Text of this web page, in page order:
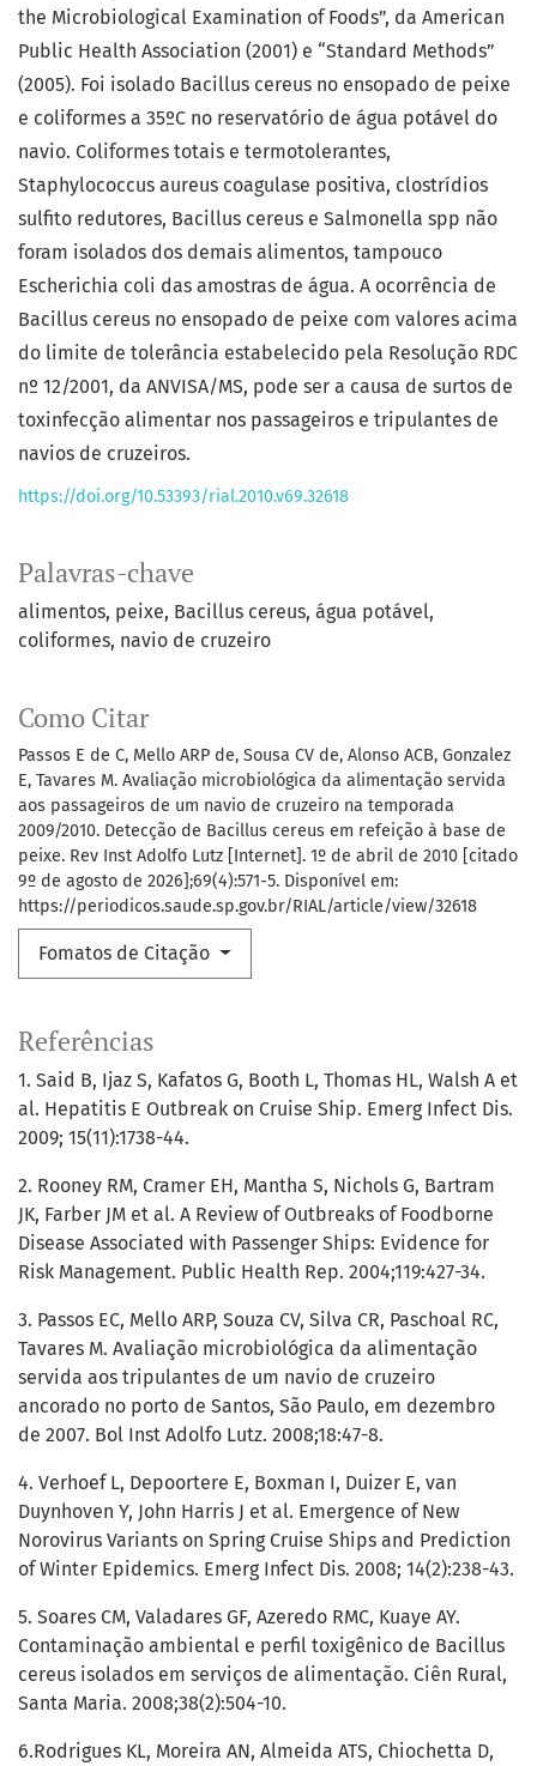
Palavras-chave
alimentos peixe Bacillus cereus água potável
coliformes navio de cruzeiro
Como Citar
Passos E de C, Mello ARP de, Sousa CV de, Alonso ACB, Gonzalez
E, Tavares M. Avaliação microbiológica da alimentação servida
aos passageiros de um navio de cruzeiro na temporada
2009/2010. Detecção de Bacillus cereus em refeição à base de
peixe. Rev Inst Adolfo Lutz [Internet]. 1º de abril de 2010 [citado
9º de agosto de 2026];69(4):571-5. Disponível em:
https://periodicos.saude.sp.gov.br/RIAL/article/view/32618
Fomatos de Citação
the Microbiological Examination of Foods”, da American
Public Health Association (2001) e “Standard Methods”
(2005). Foi isolado Bacillus cereus no ensopado de peixe
e coliformes a 35ºC no reservatório de água potável do
navio. Coliformes totais e termotolerantes,
Staphylococcus aureus coagulase positiva, clostrídios
sulfito redutores, Bacillus cereus e Salmonella spp não
foram isolados dos demais alimentos, tampouco
Escherichia coli das amostras de água. A ocorrência de
Bacillus cereus no ensopado de peixe com valores acima
do limite de tolerância estabelecido pela Resolução RDC
nº 12/2001, da ANVISA/MS, pode ser a causa de surtos de
toxinfecção alimentar nos passageiros e tripulantes de
navios de cruzeiros.
https://doi.org/10.53393/rial.2010.v69.32618
Referências
1. Said B, Ijaz S, Kafatos G, Booth L, Thomas HL, Walsh A et
al. Hepatitis E Outbreak on Cruise Ship. Emerg Infect Dis.
2009; 15(11):1738-44.
2. Rooney RM, Cramer EH, Mantha S, Nichols G, Bartram
JK, Farber JM et al. A Review of Outbreaks of Foodborne
Disease Associated with Passenger Ships: Evidence for
Risk Management. Public Health Rep. 2004;119:427-34.
3. Passos EC, Mello ARP, Souza CV, Silva CR, Paschoal RC,
Tavares M. Avaliação microbiológica da alimentação
servida aos tripulantes de um navio de cruzeiro
ancorado no porto de Santos, São Paulo, em dezembro
de 2007. Bol Inst Adolfo Lutz. 2008;18:47-8.
4. Verhoef L, Depoortere E, Boxman I, Duizer E, van
Duynhoven Y, John Harris J et al. Emergence of New
Norovirus Variants on Spring Cruise Ships and Prediction
of Winter Epidemics. Emerg Infect Dis. 2008; 14(2):238-43.
5. Soares CM, Valadares GF, Azeredo RMC, Kuaye AY.
Contaminação ambiental e perfil toxigênico de Bacillus
cereus isolados em serviços de alimentação. Ciên Rural,
Santa Maria. 2008;38(2):504-10.
6.Rodrigues KL, Moreira AN, Almeida ATS, Chiochetta D,